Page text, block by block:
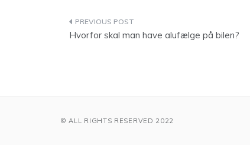
Indlægsnavigation
Hvorfor skal man have alufælge på bilen?
© ALL RIGHTS RESERVED 2022